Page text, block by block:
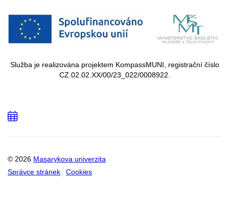
Služba je realizována projektem KompassMUNI, registrační číslo
CZ.02.02.XX/00/23_022/0008922.
© 2026 Masarykova univerzita
Správce stránek
Cookies
Přidat